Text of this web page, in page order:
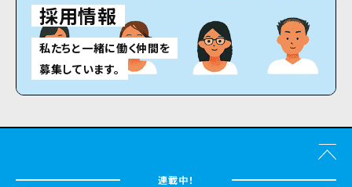
採用情報
私たちと一緒に働く仲間を
募集しています。
連載中！